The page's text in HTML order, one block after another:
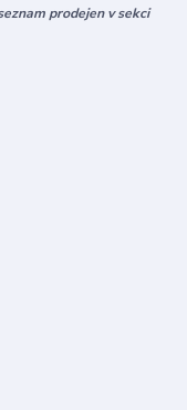
prodejen v sekci